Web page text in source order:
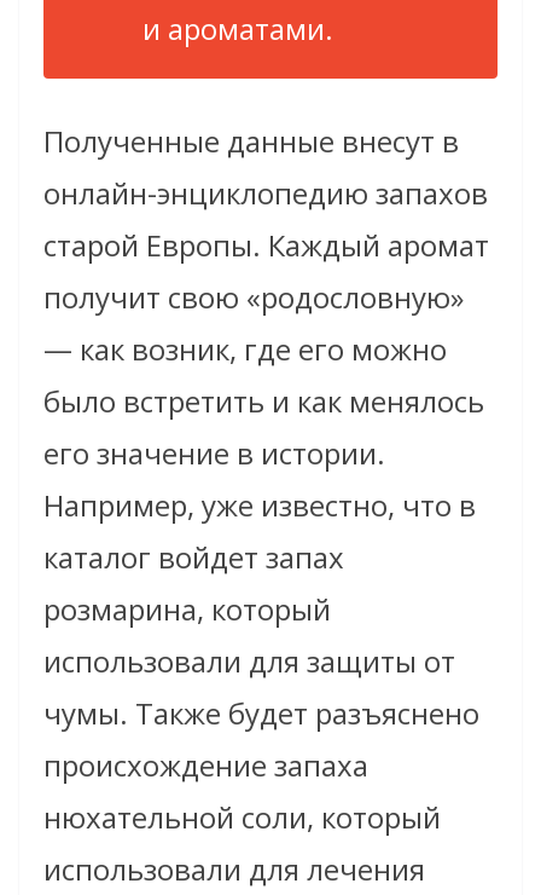
и ароматами.
Полученные данные внесут в
онлайн-энциклопедию запахов
старой Европы. Каждый аромат
получит свою «родословную»
— как возник, где его можно
было встретить и как менялось
его значение в истории.
Например, уже известно, что в
каталог войдет запах
розмарина, который
использовали для защиты от
чумы. Также будет разъяснено
происхождение запаха
нюхательной соли, который
использовали для лечения